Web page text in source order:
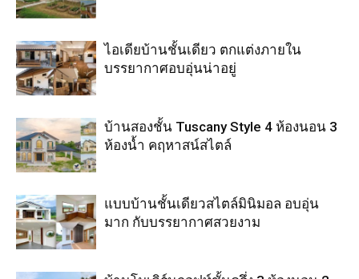
ไอเดียบ้านชั้นเดียว ตกแต่งภายใน
บรรยากาศอบอุ่นน่าอยู่
บ้านสองชั้น Tuscany Style 4 ห้องนอน 3
ห้องน้ำ คฤหาสน์สไตล์
แบบบ้านชั้นเดียวสไตล์มินิมอล อบอุ่น
มาก กับบรรยากาศสวยงาม